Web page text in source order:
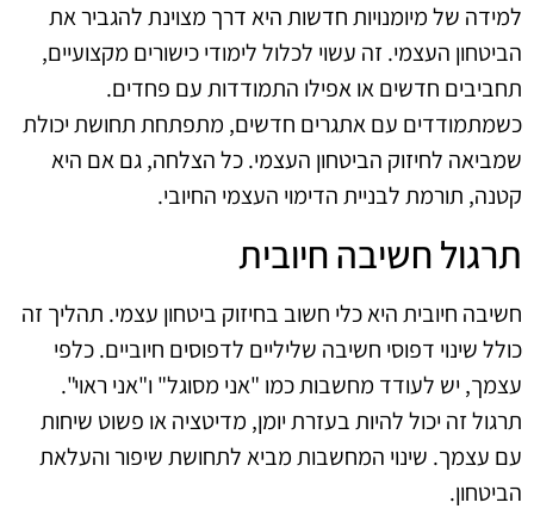
למידה של מיומנויות חדשות היא דרך מצוינת להגביר את
הביטחון העצמי. זה עשוי לכלול לימודי כישורים מקצועיים,
תחביבים חדשים או אפילו התמודדות עם פחדים.
כשמתמודדים עם אתגרים חדשים, מתפתחת תחושת יכולת
שמביאה לחיזוק הביטחון העצמי. כל הצלחה, גם אם היא
קטנה, תורמת לבניית הדימוי העצמי החיובי.
תרגול חשיבה חיובית
חשיבה חיובית היא כלי חשוב בחיזוק ביטחון עצמי. תהליך זה
כולל שינוי דפוסי חשיבה שליליים לדפוסים חיוביים. כלפי
עצמך, יש לעודד מחשבות כמו "אני מסוגל" ו"אני ראוי".
תרגול זה יכול להיות בעזרת יומן, מדיטציה או פשוט שיחות
עם עצמך. שינוי המחשבות מביא לתחושת שיפור והעלאת
הביטחון.